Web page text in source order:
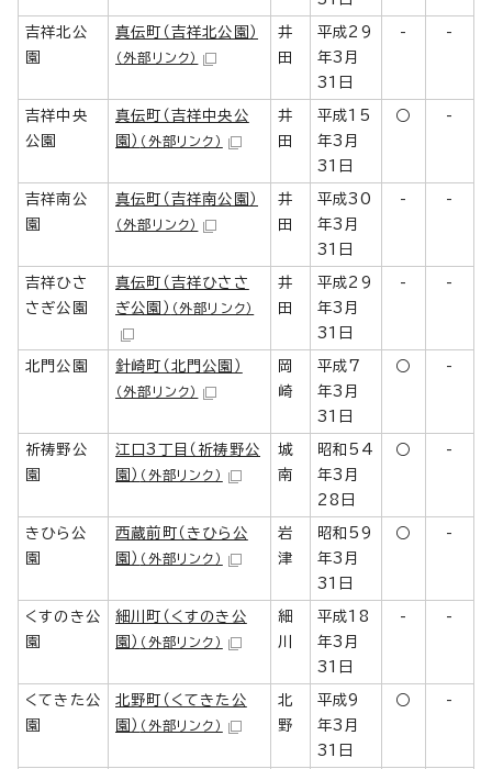
吉祥北公
園
真伝町（吉祥北公園）
（外部リンク）
井
田
平成29
年3月
31日
- -
吉祥中央
公園
真伝町（吉祥中央公
園） （外部リンク）
井
田
平成15
年3月
31日
○ -
吉祥南公
園
真伝町（吉祥南公園）
（外部リンク）
井
田
平成30
年3月
31日
- -
吉祥ひさ
さぎ公園
真伝町（吉祥ひささ
ぎ公園） （外部リンク）
井
田
平成29
年3月
31日
- -
北門公園 針崎町（北門公園）
（外部リンク）
岡
崎
平成7
年3月
31日
○ -
祈祷野公
園
江口3丁目（祈祷野公
園） （外部リンク）
城
南
昭和54
年3月
28日
○ -
きひら公
園
西蔵前町（きひら公
園） （外部リンク）
岩
津
昭和59
年3月
31日
○ -
くすのき公
園
細川町（くすのき公
園） （外部リンク）
細
川
平成18
年3月
31日
- -
くてきた公
園
北野町（くてきた公
園） （外部リンク）
北
野
平成9
年3月
31日
○ -